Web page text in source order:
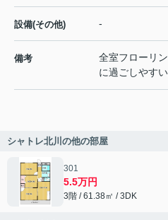
設備(その他) -
備考
全室フローリ
に過ごしやす
シャトレ北川の他の部屋
301
5.5万円
3階 / 61.38㎡ / 3DK